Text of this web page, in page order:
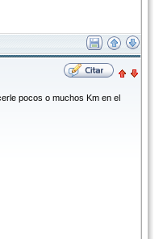
pocos o muchos Km en el